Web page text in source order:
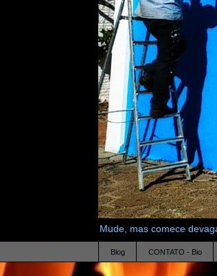
Mude, mas comece
Blog CONTATO - Bio